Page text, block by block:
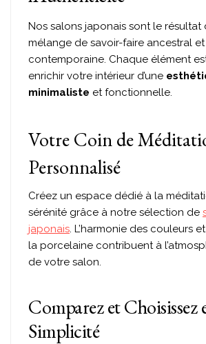
Nos salons japonais sont le résultat
mélange de savoir-faire ancestral et
contemporaine. Chaque élément
enrichir votre intérieur d’une
minimaliste et fonctionnelle.
Votre Coin de
Personnalisé
Créez un espace dédié à la
sérénité grâce à notre sélection de
japonais. L’harmonie des couleurs
la porcelaine contribuent à
de votre salon.
Comparez et Choisissez
Simplicité